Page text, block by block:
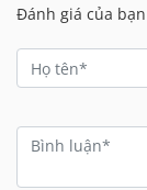
Đánh giá của bạn